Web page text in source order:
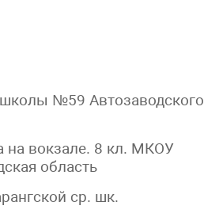
№59 Автозаводского
на вокзале. 8 кл. МКОУ
область
ср. шк.